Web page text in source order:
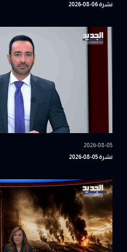
نشرة 06-08-2026
2026-08-05
نشرة 05-08-2026